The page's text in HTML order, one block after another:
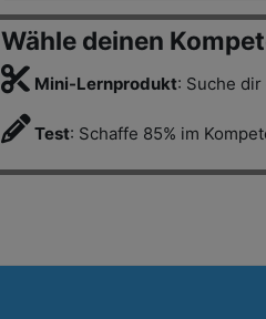
Wähle deinen
Mini-Lernprodukt: Suche
Test: Schaffe 85% im